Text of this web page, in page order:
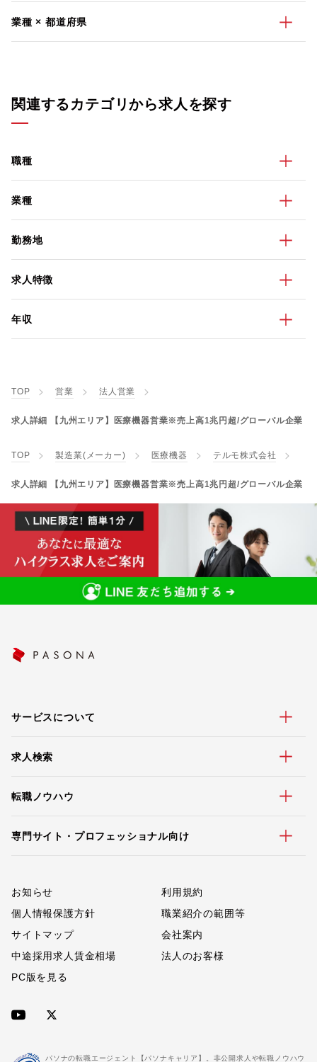
業種 × 都道府県
関連するカテゴリから求人を探す
職種
業種
勤務地
求人特徴
年収
TOP 営業 法人営業
求人詳細 【九州エリア】医療機器営業※売上高1兆円超/グローバル企業
TOP 製造業(メーカー) 医療機器 テルモ株式会社
求人詳細 【九州エリア】医療機器営業※売上高1兆円超/グローバル企業
サービスについて
求人検索
転職ノウハウ
専門サイト・プロフェッショナル向け
お知らせ
利用規約
個人情報保護方針
職業紹介の範囲等
サイトマップ
会社案内
中途採用求人賃金相場
法人のお客様
PC版を見る
パソナの転職エージェント【パソナキャリア】。非公開求人や転職ノウハウ